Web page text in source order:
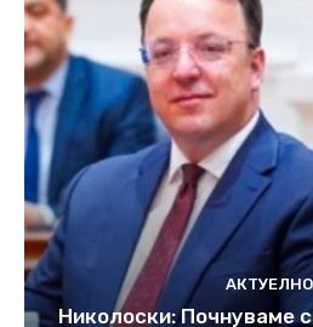
АКТУЕЛНО
Николоски: Почнуваме